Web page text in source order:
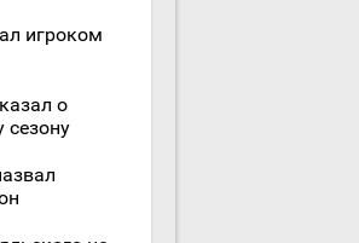
игроком
о
сезону